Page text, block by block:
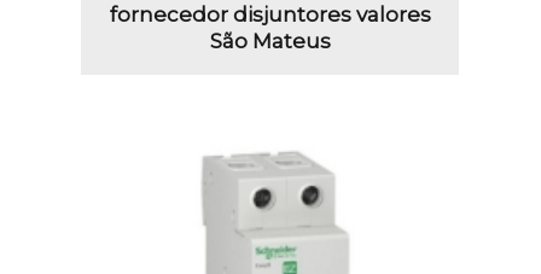
fornecedor disjuntores valores
São Mateus